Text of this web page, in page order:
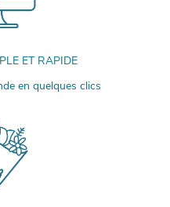
ET RAPIDE
en quelques clics